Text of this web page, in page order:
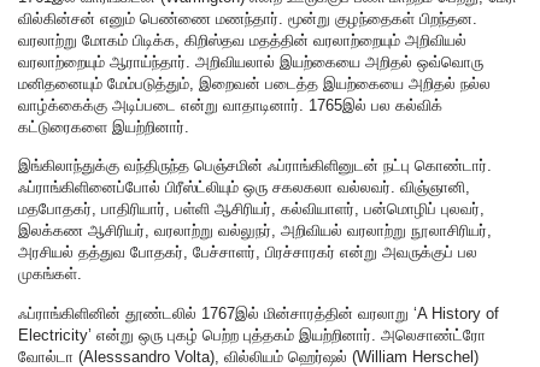
வில்கின்சன் எனும் பெண்ணை மணந்தார். மூன்று குழந்தைகள் பிறந்தன.
வரலாற்று மோகம் பிடிக்க, கிறிஸ்தவ மதத்தின் வரலாற்றையும் அறிவியல்
வரலாற்றையும் ஆராய்ந்தார். அறிவியலால் இயற்கையை அறிதல் ஒவ்வொரு
மனிதனையும் மேம்படுத்தும், இறைவன் படைத்த இயற்கையை அறிதல் நல்ல
வாழ்க்கைக்கு அடிப்படை என்று வாதாடினார். 1765இல் பல கல்விக்
கட்டுரைகளை இயற்றினார்.
இங்கிலாந்துக்கு வந்திருந்த பெஞ்சமின் ஃப்ராங்கிளினுடன் நட்பு கொண்டார்.
ஃப்ராங்கிளினைப்போல் பிரீஸ்ட்லியும் ஒரு சகலகலா வல்லவர். விஞ்ஞானி,
மதபோதகர், பாதிரியார், பள்ளி ஆசிரியர், கல்வியாளர், பன்மொழிப் புலவர்,
இலக்கண ஆசிரியர், வரலாற்று வல்லுநர், அறிவியல் வரலாற்று நூலாசிரியர்,
அரசியல் தத்துவ போதகர், பேச்சாளர், பிரச்சாரகர் என்று அவருக்குப் பல
முகங்கள்.
ஃப்ராங்கிளினின் தூண்டலில் 1767இல் மின்சாரத்தின் வரலாறு ‘A History of
Electricity’ என்று ஒரு புகழ் பெற்ற புத்தகம் இயற்றினார். அலெசாண்ட்ரோ
வோல்டா (Alesssandro Volta), வில்லியம் ஹெர்ஷல் (William Herschel)